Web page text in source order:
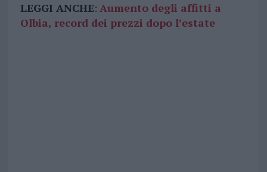
LEGGI ANCHE: Aumento degli affitti a
Olbia, record dei prezzi dopo l’estate